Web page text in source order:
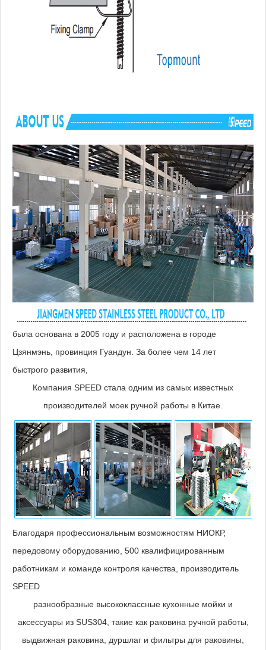
была основана в 2005 году и расположена в городе
Цзянмэнь, провинция Гуандун. За более чем 14 лет
быстрого развития,
Компания SPEED стала одним из самых известных
производителей моек ручной работы в Китае.
Благодаря профессиональным возможностям НИОКР,
передовому оборудованию, 500 квалифицированным
работникам и команде контроля качества, производитель
SPEED
разнообразные высококлассные кухонные мойки и
аксессуары из SUS304, такие как раковина ручной работы,
выдвижная раковина, дуршлаг и фильтры для раковины,